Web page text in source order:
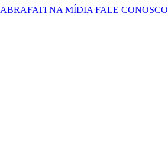
ABRAFATI NA MÍDIA FALE CONOSCO